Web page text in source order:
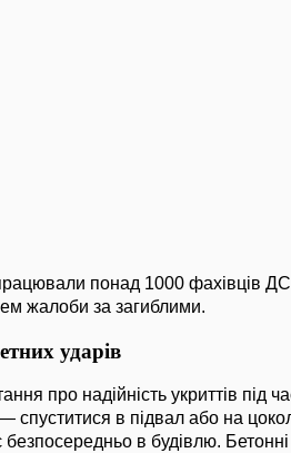
понад 1000 фахівців
жалоби за загиблими.
ударів
про надійність укриттів під
спуститися в підвал або на
в будівлю. Бетонні